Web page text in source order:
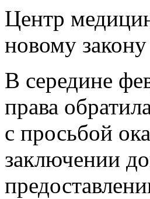
Центр
новому закону
В середине
права
с просьбой
заключении